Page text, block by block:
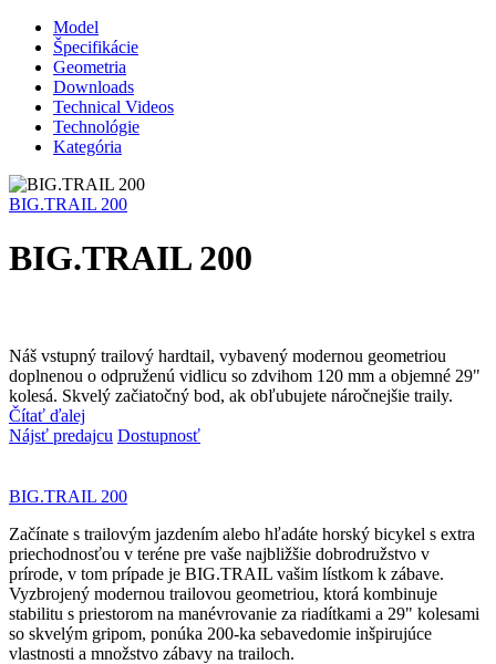
Model
Špecifikácie
Geometria
Downloads
Technical Videos
Technológie
Kategória
BIG.TRAIL 200
BIG.TRAIL 200
Náš vstupný trailový hardtail, vybavený modernou geometriou
doplnenou o odpruženú vidlicu so zdvihom 120 mm a objemné 29"
kolesá. Skvelý začiatočný bod, ak obľubujete náročnejšie traily.
Čítať ďalej
Nájsť predajcu Dostupnosť
BIG.TRAIL 200
Začínate s trailovým jazdením alebo hľadáte horský bicykel s extra
priechodnosťou v teréne pre vaše najbližšie dobrodružstvo v
prírode, v tom prípade je BIG.TRAIL vašim lístkom k zábave.
Vyzbrojený modernou trailovou geometriou, ktorá kombinuje
stabilitu s priestorom na manévrovanie za riadítkami a 29" kolesami
so skvelým gripom, ponúka 200-ka sebavedomie inšpirujúce
vlastnosti a množstvo zábavy na trailoch.